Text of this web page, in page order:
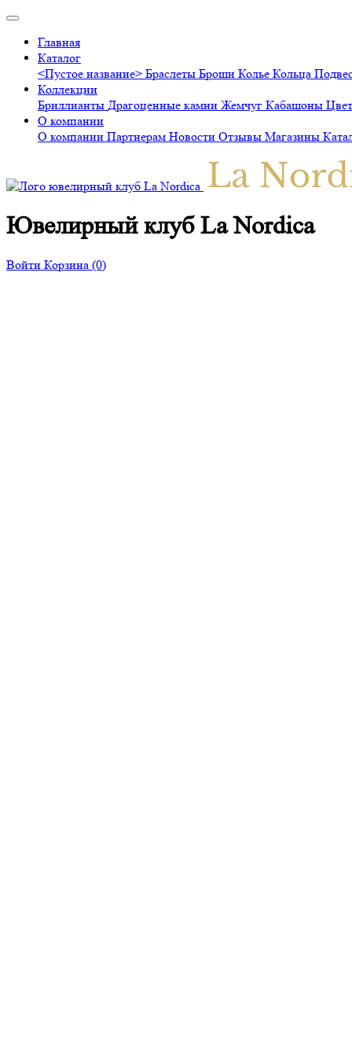
Главная
Каталог
<Пустое название> Браслеты Броши Колье Кольца
Коллекции
Бриллианты Драгоценные камни Жемчуг Кабашоны
О компании
О компании Партнерам Новости Отзывы Магазины
Ювелирный клуб La Nordica
Войти Корзина (0)